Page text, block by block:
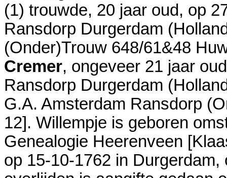
(1) trouwde, 20 jaar oud, op
Ransdorp Durgerdam
(Onder)Trouw 648/61&48
Cremer, ongeveer 21 jaar
Ransdorp Durgerdam
G.A. Amsterdam Ransdorp
12]. Willempje is geboren
Genealogie Heerenveen
op 15-10-1762 in Durgerdam,